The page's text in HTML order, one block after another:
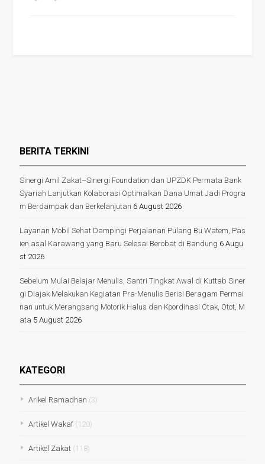
BERITA TERKINI
Sinergi Amil Zakat–Sinergi Foundation dan UPZDK Permata Bank
Syariah Lanjutkan Kolaborasi Optimalkan Dana Umat Jadi Progra
m Berdampak dan Berkelanjutan 6 August 2026
Layanan Mobil Sehat Dampingi Perjalanan Pulang Bu Watem, Pas
ien asal Karawang yang Baru Selesai Berobat di Bandung 6 Augu
st 2026
Sebelum Mulai Belajar Menulis, Santri Tingkat Awal di Kuttab Siner
gi Diajak Melakukan Kegiatan Pra-Menulis Berisi Beragam Permai
nan untuk Merangsang Motorik Halus dan Koordinasi Otak, Otot, M
ata 5 August 2026
KATEGORI
Arikel Ramadhan (3)
Artikel Wakaf(120)
Artikel Zakat(118)